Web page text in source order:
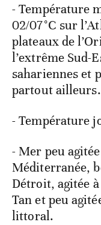
- Température
02/07°C sur
plateaux de
l’extrême Sud-
sahariennes et
partout ailleurs.
- Température
- Mer peu
Méditerranée,
Détroit, agitée
Tan et peu
littoral.